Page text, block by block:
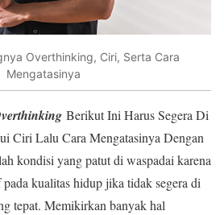
Overthinking, Ciri, Serta Cara
Mengatasinya
Berikut Ini Harus Segera Di
Ciri Lalu Cara Mengatasinya Dengan
kondisi yang patut di waspadai karena
kualitas hidup jika tidak segera di
tepat. Memikirkan banyak hal